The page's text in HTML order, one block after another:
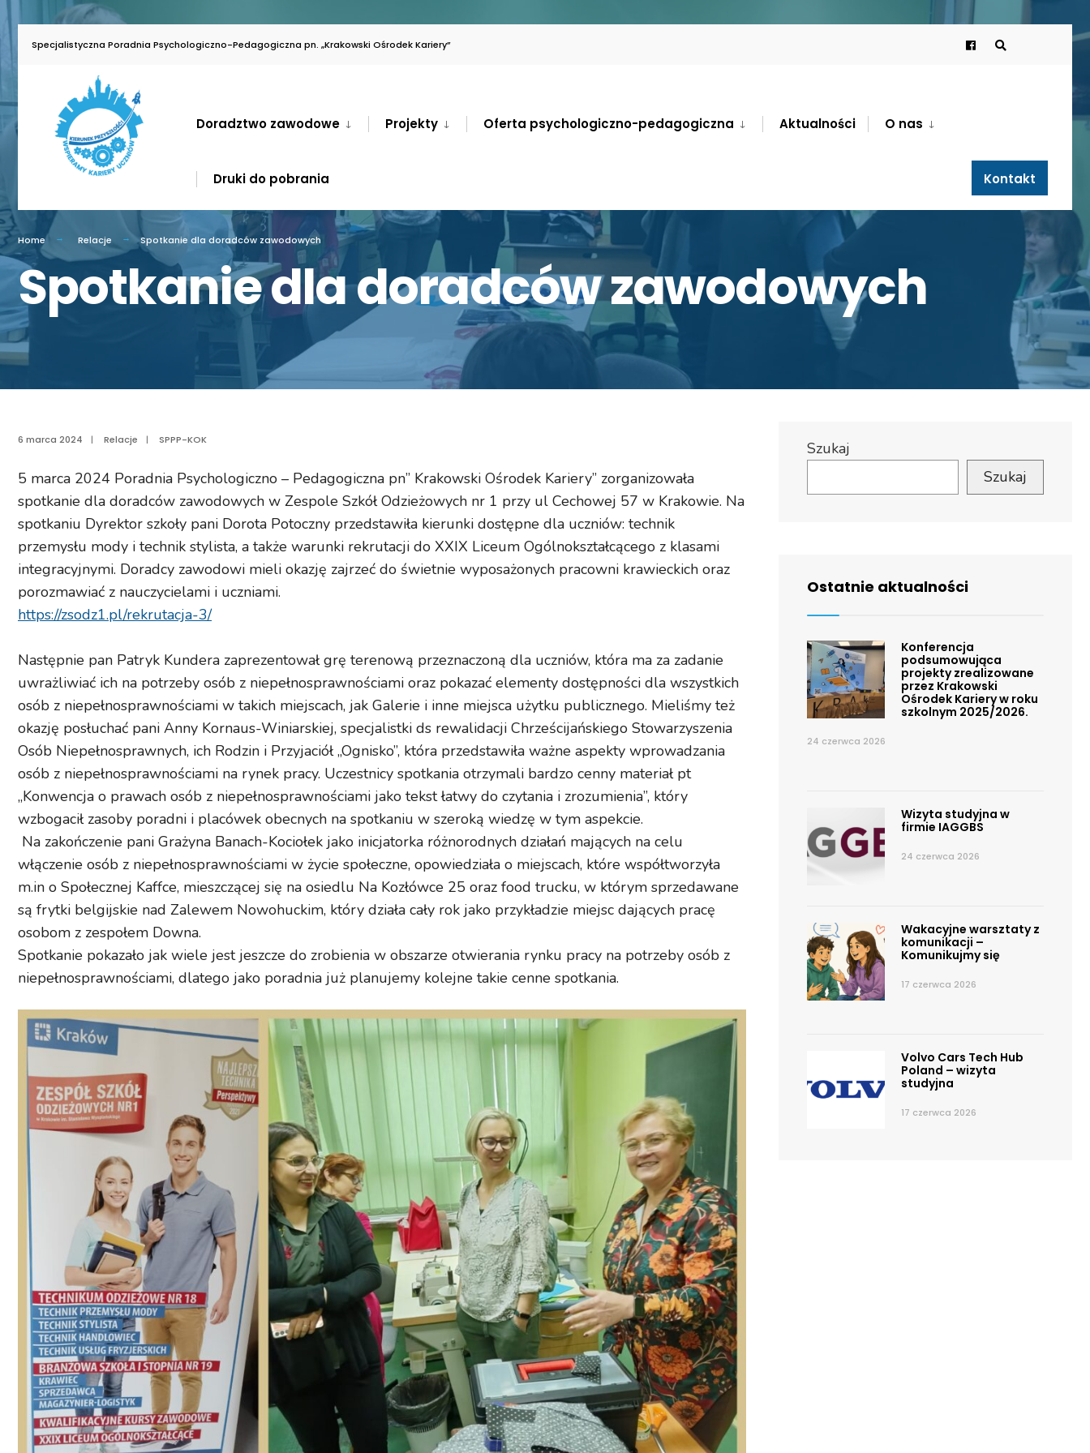
Skip
Specjalistyczna Poradnia Psychologiczno-Pedagogiczna pn. „Krakowski Ośrodek Kariery”
Doradztwo zawodowe Projekty Oferta psychologiczno-pedagogiczna Aktualności O nas
Druki do pobrania Kontakt
Home Relacje Spotkanie dla doradców zawodowych
Spotkanie dla doradców zawodowych
6 marca 2024 | Relacje | SPPP-KOK
5 marca 2024 Poradnia Psychologiczno – Pedagogiczna pn” Krakowski Ośrodek Kariery” zorganizowała
spotkanie dla doradców zawodowych w Zespole Szkół Odzieżowych nr 1 przy ul Cechowej 57 w Krakowie. Na
spotkaniu Dyrektor szkoły pani Dorota Potoczny przedstawiła kierunki dostępne dla uczniów: technik
przemysłu mody i technik stylista, a także warunki rekrutacji do XXIX Liceum Ogólnokształcącego z klasami
integracyjnymi. Doradcy zawodowi mieli okazję zajrzeć do świetnie wyposażonych pracowni krawieckich oraz
porozmawiać z nauczycielami i uczniami.
https://zsodz1.pl/rekrutacja-3/
Następnie pan Patryk Kundera zaprezentował grę terenową przeznaczoną dla uczniów, która ma za zadanie
uwrażliwiać ich na potrzeby osób z niepełnosprawnościami oraz pokazać elementy dostępności dla wszystkich
osób z niepełnosprawnościami w takich miejscach, jak Galerie i inne miejsca użytku publicznego. Mieliśmy też
okazję posłuchać pani Anny Kornaus-Winiarskiej, specjalistki ds rewalidacji Chrześcijańskiego Stowarzyszenia
Osób Niepełnosprawnych, ich Rodzin i Przyjaciół „Ognisko”, która przedstawiła ważne aspekty wprowadzania
osób z niepełnosprawnościami na rynek pracy. Uczestnicy spotkania otrzymali bardzo cenny materiał pt
„Konwencja o prawach osób z niepełnosprawnościami jako tekst łatwy do czytania i zrozumienia”, który
wzbogacił zasoby poradni i placówek obecnych na spotkaniu w szeroką wiedzę w tym aspekcie.
Na zakończenie pani Grażyna Banach-Kociołek jako inicjatorka różnorodnych działań mających na celu
włączenie osób z niepełnosprawnościami w życie społeczne, opowiedziała o miejscach, które współtworzyła
m.in o Społecznej Kaffce, mieszczącej się na osiedlu Na Kozłówce 25 oraz food trucku, w którym sprzedawane
są frytki belgijskie nad Zalewem Nowohuckim, który działa cały rok jako przykładzie miejsc dających pracę
osobom z zespołem Downa.
Spotkanie pokazało jak wiele jest jeszcze do zrobienia w obszarze otwierania rynku pracy na potrzeby osób z
niepełnosprawnościami, dlatego jako poradnia już planujemy kolejne takie cenne spotkania.
Szukaj
Szukaj
Ostatnie aktualności
Konferencja
podsumowująca
projekty zrealizowane
przez Krakowski
Ośrodek Kariery w roku
szkolnym 2025/2026.
24 czerwca 2026
Wizyta studyjna w
firmie IAGGBS
24 czerwca 2026
Wakacyjne warsztaty z
komunikacji –
Komunikujmy się
17 czerwca 2026
Volvo Cars Tech Hub
Poland – wizyta
studyjna
17 czerwca 2026